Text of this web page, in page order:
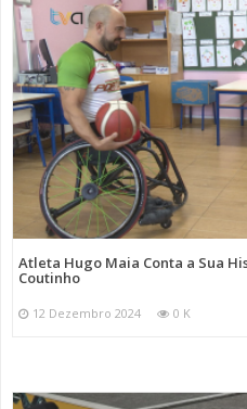
Atleta Hugo Maia Conta a Sua
Coutinho
12 Dezembro 2024 0 K